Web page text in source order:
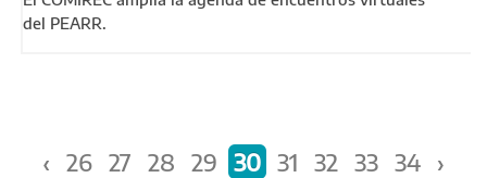
del PEARR.
‹ 26 27 28 29 30 31 32 33 34 ›